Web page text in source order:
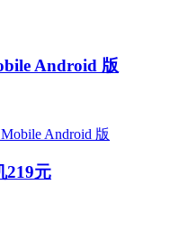
Android 版
219元